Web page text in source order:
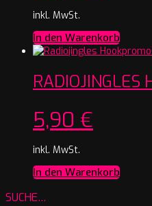
inkl. MwSt.
In den Warenkorb
RADIOJINGLES
5,90 €
inkl. MwSt.
In den Warenkorb
SUCHE…